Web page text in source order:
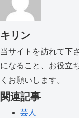
キリン
当サイトを訪れて下
になること、お役立
くお願いします。
関連記事
芸人